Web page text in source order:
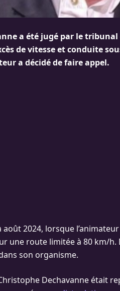
a été jugé par le
de vitesse et conduite
a décidé de faire appel.
2024, lorsque
une route limitée à 80 km/h.
son organisme.
Dechavanne était